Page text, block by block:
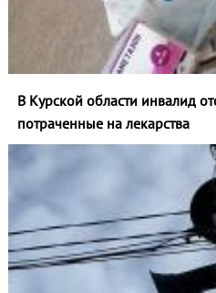
В Курской области инвалид
потраченные на лекарства